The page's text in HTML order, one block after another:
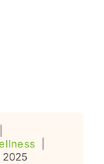
2025